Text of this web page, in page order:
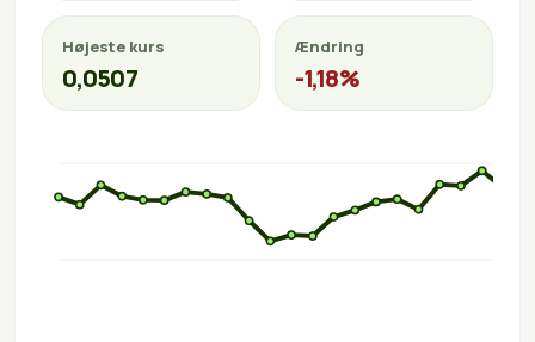
Højeste kurs
0,0507
Ændring
-1,18%